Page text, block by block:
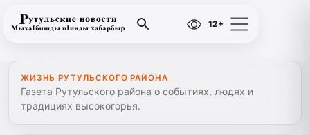
12+
ЖИЗНЬ РУТУЛЬСКОГО РАЙОНА
Газета Рутульского района о событиях, людях и
традициях высокогорья.